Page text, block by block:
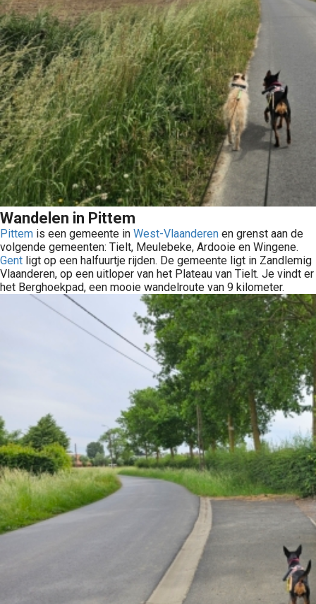
Wandelen in Pittem
Pittem is een gemeente in West-Vlaanderen en grenst aan de
volgende gemeenten: Tielt, Meulebeke, Ardooie en Wingene.
Gent ligt op een halfuurtje rijden. De gemeente ligt in Zandlemig
Vlaanderen, op een uitloper van het Plateau van Tielt. Je vindt er
het Berghoekpad, een mooie wandelroute van 9 kilometer.